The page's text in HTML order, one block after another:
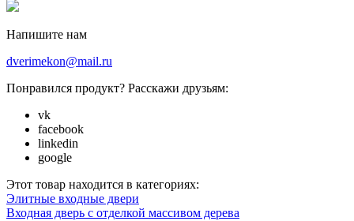
Напишите нам
dverimekon@mail.ru
Понравился продукт? Расскажи друзьям:
vk
facebook
linkedin
google
Этот товар находится в категориях:
Элитные входные двери
Входная дверь с отделкой массивом дерева